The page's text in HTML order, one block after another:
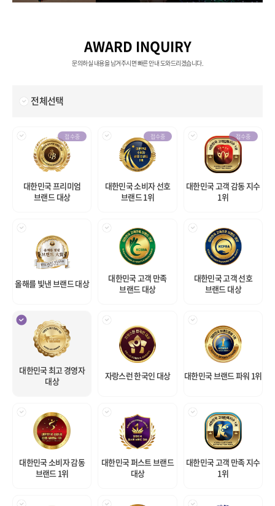
AWARD INQUIRY
문의하실 내용을 남겨주시면 빠른 안내 도와드리겠습니다.
전체선택
대한민국 프리미엄
브랜드 대상
접수중
대한민국 소비자 선호
브랜드 1위
접수중
대한민국 고객 감동 지수
1위
접수중
올해를 빛낸 브랜드 대상
대한민국 고객 만족
브랜드 대상
대한민국 고객 선호
브랜드 대상
대한민국 최고 경영자
대상
자랑스런 한국인 대상 대한민국 브랜드 파워 1위
대한민국 소비자 감동
브랜드 1위
대한민국 퍼스트 브랜드
대상
대한민국 고객 만족 지수
1위